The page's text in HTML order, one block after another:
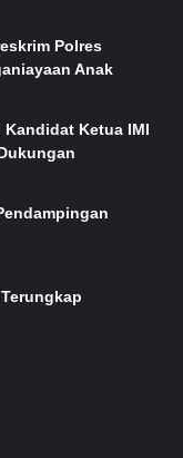
Polres
Anak
Kandidat Ketua IMI